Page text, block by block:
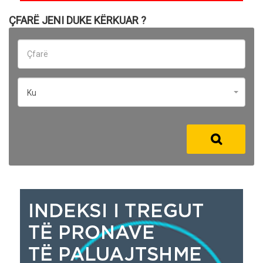
ÇFARË JENI DUKE KËRKUAR ?
Ku